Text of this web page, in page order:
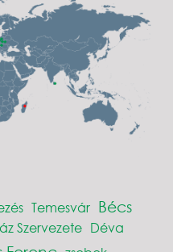
Temesvár Bécs
Szervezete Déva